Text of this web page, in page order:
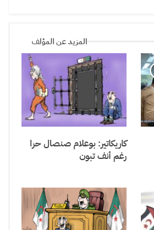
المزيد عن المؤلف
كاريكاتير: بوعلام صنصال حرا
رغم أنف تبون